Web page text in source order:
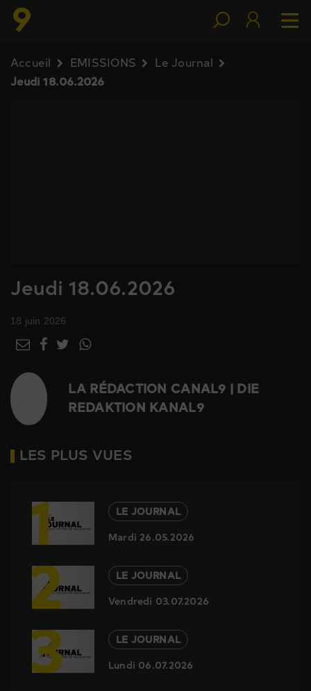
Accueil EMISSIONS
Le Journal
Jeudi 18.06.2026
Jeudi 18.06.2026
18 juin 2026
LA RÉDACTION CANAL9 | DIE
REDAKTION KANAL9
LES PLUS VUES
1
LE JOURNAL
Mardi 26.05.2026
2
LE JOURNAL
Vendredi 03.07.2026
3
LE JOURNAL
Lundi 06.07.2026